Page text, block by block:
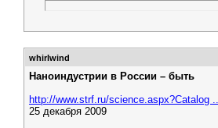
whirlwind
Наноиндустрии в России – быть
http://www.strf.ru/science.aspx?Catalog
25 декабря 2009